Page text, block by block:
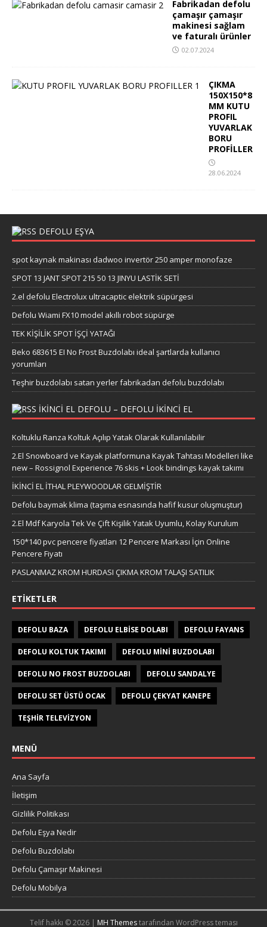
Fabrikadan defolu
çamaşır çamaşır
makinesi sağlam
ve faturalı ürünler
02.07.2024
ÇIKMA
150X150*8
MM KUTU
PROFIL
YUVARLAK
BORU
PROFİLLER
28.06.2024
DEFOLU EŞYA
spot kaynak makinası dadwoo invertör 250 amper monofaze
SPOT 13 JANT SPOT 215 50 13 JINYU LASTİK SETİ
2.el defolu Electrolux ultracaptic elektrik süpürgesi
Defolu Wiami FX10 model akıllı robot süpürge
TEK KİŞİLİK SPOT İŞÇİ YATAĞI
Beko 683615 EI No Frost Buzdolabı ideal şartlarda kullanıcı
yorumları
Teşhir buzdolabı satan yerler fabrikadan defolu buzdolabı
IKINCI EL DEFOLU – DEFOLU IKINCI EL
Koltuklu Ranza Koltuk Açılıp Yatak Olarak Kullanılabilir
2.El Snowboard ve Kayak platformuna Kayak Tahtası Modelleri like
new – Rossignol Experience 76 skis + Look bindings kayak takımı
İKİNCİ EL İTHAL PLEYWOODLAR GELMİŞTİR
Defolu baymak klima (taşıma esnasında hafif kusur oluşmuştur)
2.El Mdf Karyola Tek Ve Çift Kişilik Yatak Uyumlu, Kolay Kurulum
150*140 pvc pencere fiyatları 12 Pencere Markası İçin Online
Pencere Fiyatı
PASLANMAZ KROM HURDASI ÇIKMA KROM TALAŞI SATILIK
ETIKETLER
DEFOLU BAZA DEFOLU ELBISE DOLABI DEFOLU FAYANS
DEFOLU KOLTUK TAKIMI DEFOLU MINI BUZDOLABI
DEFOLU NO FROST BUZDOLABI DEFOLU SANDALYE
DEFOLU SET ÜSTÜ OCAK DEFOLU ÇEKYAT KANEPE
TEŞHIR TELEVIZYON
MENÜ
Ana Sayfa
İletişim
Gizlilik Politikası
Defolu Eşya Nedir
Defolu Buzdolabı
Defolu Çamaşır Makinesi
Defolu Mobilya
Telif hakkı © 2026 | MH Themestarafından WordPress teması